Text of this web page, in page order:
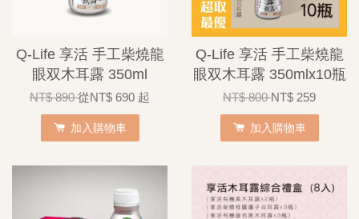
Q-Life 享活 手工柴燒龍
眼双木耳露 350ml
NT$ 890從NT$ 690 起
加入購物車
Q-Life 享活 手工柴燒龍
眼双木耳露 350mlx10瓶
NT$ 800NT$ 259
加入購物車